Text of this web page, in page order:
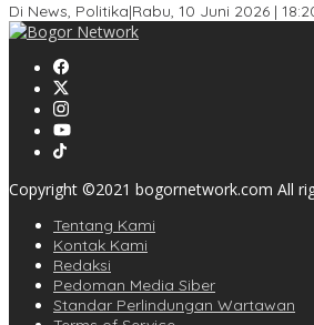
Di News, Politika|Rabu, 10 Juni 2026 |
Copyright ©2021 bogornetwork.com All
Tentang Kami
Kontak Kami
Redaksi
Pedoman Media Siber
Standar Perlindungan Wartawan